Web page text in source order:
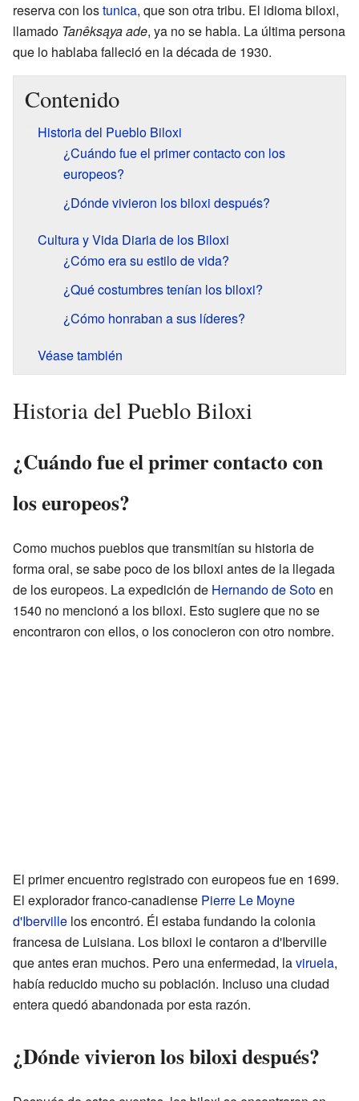
reserva con lostunica, que son otra tribu. El idioma biloxi,
llamado Tanêksąya ade, ya no se habla. La última persona
que lo hablaba falleció en la década de 1930.
Contenido
Historia del Pueblo Biloxi
¿Cuándo fue el primer contacto con los
europeos?
¿Dónde vivieron los biloxi después?
Cultura y Vida Diaria de los Biloxi
¿Cómo era su estilo de vida?
¿Qué costumbres tenían los biloxi?
¿Cómo honraban a sus líderes?
Véase también
Historia del Pueblo Biloxi
¿Cuándo fue el primer contacto con
los europeos?
Como muchos pueblos que transmitían su historia de
forma oral, se sabe poco de los biloxi antes de la llegada
de los europeos. La expedición de Hernando de Sotoen
1540 no mencionó a los biloxi. Esto sugiere que no se
encontraron con ellos, o los conocieron con otro nombre.
El primer encuentro registrado con europeos fue en 1699.
El explorador franco-canadiense Pierre Le Moyne
d'Iberville los encontró. Él estaba fundando la colonia
francesa de Luisiana. Los biloxi le contaron a d'Iberville
que antes eran muchos. Pero una enfermedad, laviruela,
había reducido mucho su población. Incluso una ciudad
entera quedó abandonada por esta razón.
¿Dónde vivieron los biloxi después?